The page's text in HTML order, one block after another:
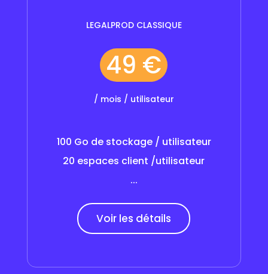
LEGALPROD CLASSIQUE
49 €
/ mois / utilisateur
100 Go de stockage / utilisateur
20 espaces client /utilisateur
...
Voir les détails